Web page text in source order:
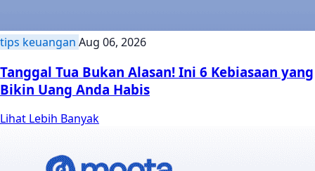
tips keuangan Aug 06, 2026
Tanggal Tua Bukan Alasan! Ini 6 Kebiasaan yang
Bikin Uang Anda Habis
Lihat Lebih Banyak